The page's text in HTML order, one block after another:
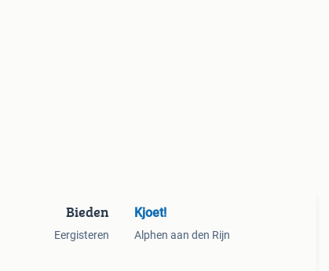
Bieden
Eergisteren
Kjoet!
Alphen aan den Rijn